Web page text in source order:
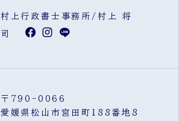
村上行政書士事務所/村上 将
司
〒790-0066
愛媛県松山市宮田町188番地8